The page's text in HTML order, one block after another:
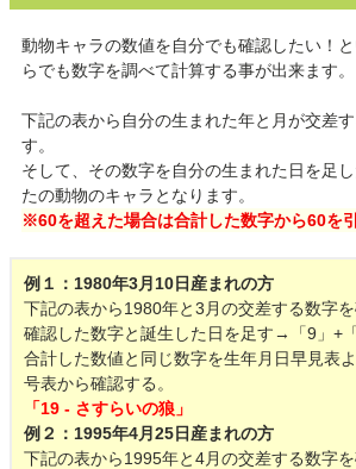
動物キャラの数値を自分でも確認したい！
らでも数字を調べて計算する事が出来ます。
下記の表から自分の生まれた年と月が交差
す。
そして、その数字を自分の生まれた日を足
たの動物のキャラとなります。
※60を超えた場合は合計した数字から60を
例１：1980年3月10日産まれの方
下記の表から1980年と3月の交差する数字
確認した数字と誕生した日を足す→「9」+
合計した数値と同じ数字を生年月日早見表
号表から確認する。
「19 - さすらいの狼」
例２：1995年4月25日産まれの方
下記の表から1995年と4月の交差する数字